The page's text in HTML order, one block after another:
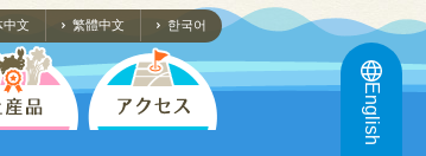
中文 繁體中文 한국어
English